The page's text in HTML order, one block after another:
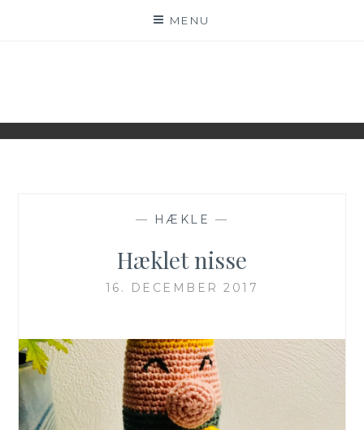
MENU
— HÆKLE —
Hæklet nisse
16. DECEMBER 2017